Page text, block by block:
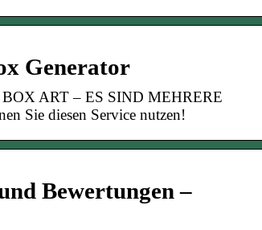
Generator
BOX ART – ES SIND MEHRERE
Sie diesen Service nutzen!
Bewertungen –